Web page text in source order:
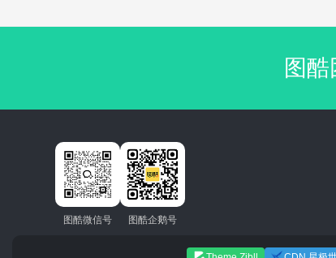
图
图酷微信号 图酷企鹅号